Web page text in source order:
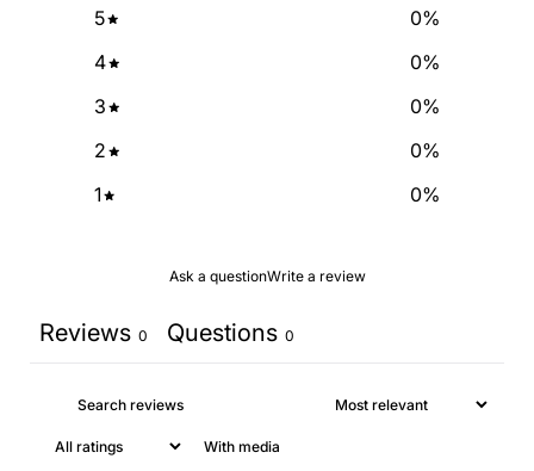
5 0%
4
0%
3
0%
2
0%
1
0%
Ask a questionWrite a review
Reviews 0 Questions 0
With media